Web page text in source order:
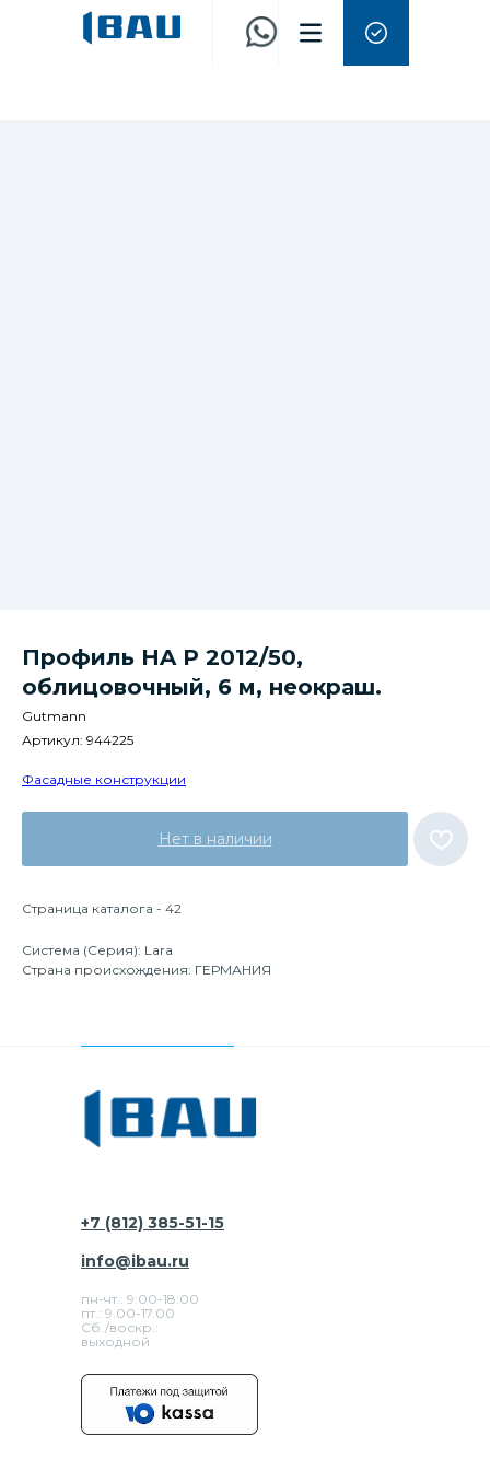
Профиль HA P 2012/50,
облицовочный, 6 м, неокраш.
Gutmann
Артикул: 944225
Фасадные конструкции
Нет в наличии
Страница каталога - 42
Система (Серия): Lara
Страна происхождения: ГЕРМАНИЯ
+7 (812) 385-51-15
пн-чт.: 9:00-18:00
пт.: 9.00-17.00
Сб./воскр.:
выходной
info@ibau.ru